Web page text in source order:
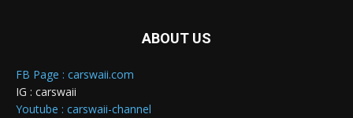
ABOUT US
FB Page : carswaii.com
IG : carswaii
Youtube : carswaii-channel